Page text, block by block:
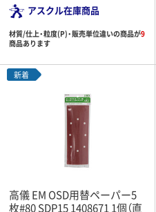
アスクル在庫商品
材質/仕上・粒度(P)・販売単位違いの商品が9
商品あります
新着
高儀 EM OSD用替ペーパー5
枚#80 SDP15 1408671 1個（直